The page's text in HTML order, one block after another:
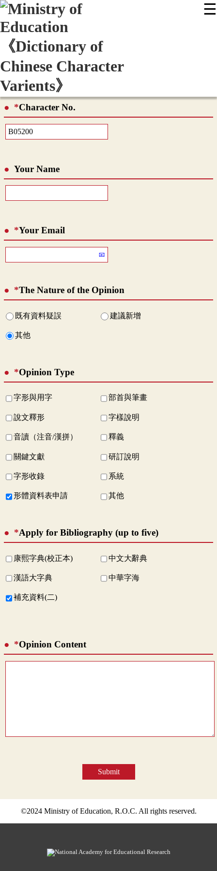
☰
Display Mode
*Character No.
Your Name
*Your Email
*The Nature of the Opinion
既有資料疑誤 建議新增
其他
*Opinion Type
字形與用字 部首與筆畫
說文釋形 字樣說明
音讀（注音/漢拼） 釋義
關鍵文獻 研訂說明
字形收錄 系統
形體資料表申請 其他
*Apply for Bibliography (up to five)
康熙字典(校正本) 中文大辭典
漢語大字典 中華字海
補充資料(二)
*Opinion Content
Submit
©2024 Ministry of Education, R.O.C. All rights reserved.